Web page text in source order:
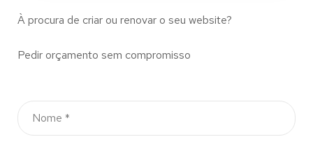
À procura de criar ou renovar o seu website?
Pedir orçamento sem compromisso